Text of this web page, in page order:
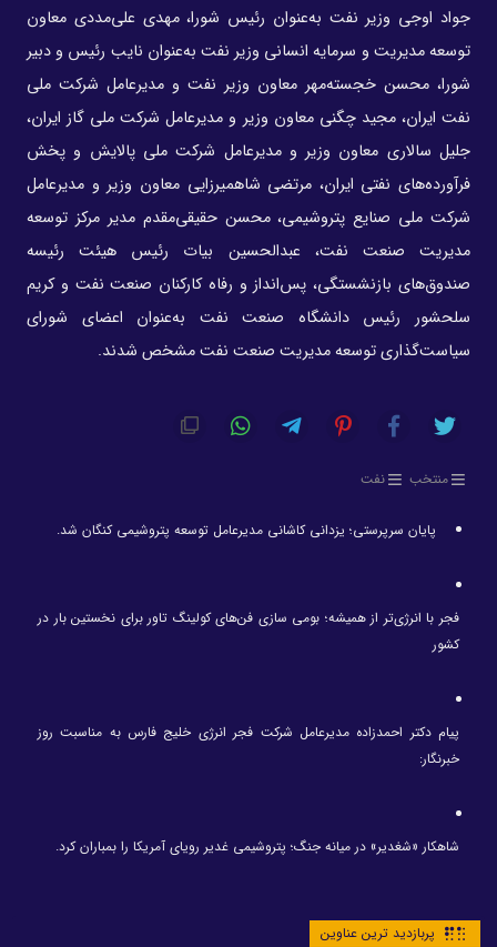
جواد اوجی وزیر نفت به‌عنوان رئیس شورا، مهدی علی‌مددی معاون
توسعه مدیریت و سرمایه انسانی وزیر نفت به‌عنوان نایب رئیس و دبیر
شورا، محسن خجسته‌مهر معاون وزیر نفت و مدیرعامل شرکت ملی
نفت ایران، مجید چگنی معاون وزیر و مدیرعامل شرکت ملی گاز ایران،
جلیل سالاری معاون وزیر و مدیرعامل شرکت ملی پالایش و پخش
فرآورده‌های نفتی ایران، مرتضی شاهمیرزایی معاون وزیر و مدیرعامل
شرکت ملی صنایع پتروشیمی، محسن حقیقی‌مقدم مدیر مرکز توسعه
مدیریت صنعت نفت، عبدالحسین بیات رئیس هیئت رئیسه
صندوق‌های بازنشستگی، پس‌انداز و رفاه کارکنان صنعت نفت و کریم
سلحشور رئیس دانشگاه صنعت نفت به‌عنوان اعضای شورای
سیاست‌گذاری توسعه مدیریت صنعت نفت مشخص شدند.
منتخب نفت
پایان سرپرستی؛ یزدانی کاشانی مدیرعامل توسعه پتروشیمی کنگان شد.
فجر با انرژی‌تر از همیشه؛ بومی سازی فن‌های کولینگ تاور برای نخستین بار در
کشور
پیام دکتر احمدزاده مدیرعامل شرکت فجر انرژی خلیج فارس به مناسبت روز
خبرنگار:
شاهکار «شغدیر» در میانه جنگ؛ پتروشیمی غدیر رویای آمریکا را بمباران کرد.
پربازدید ترین عناوین